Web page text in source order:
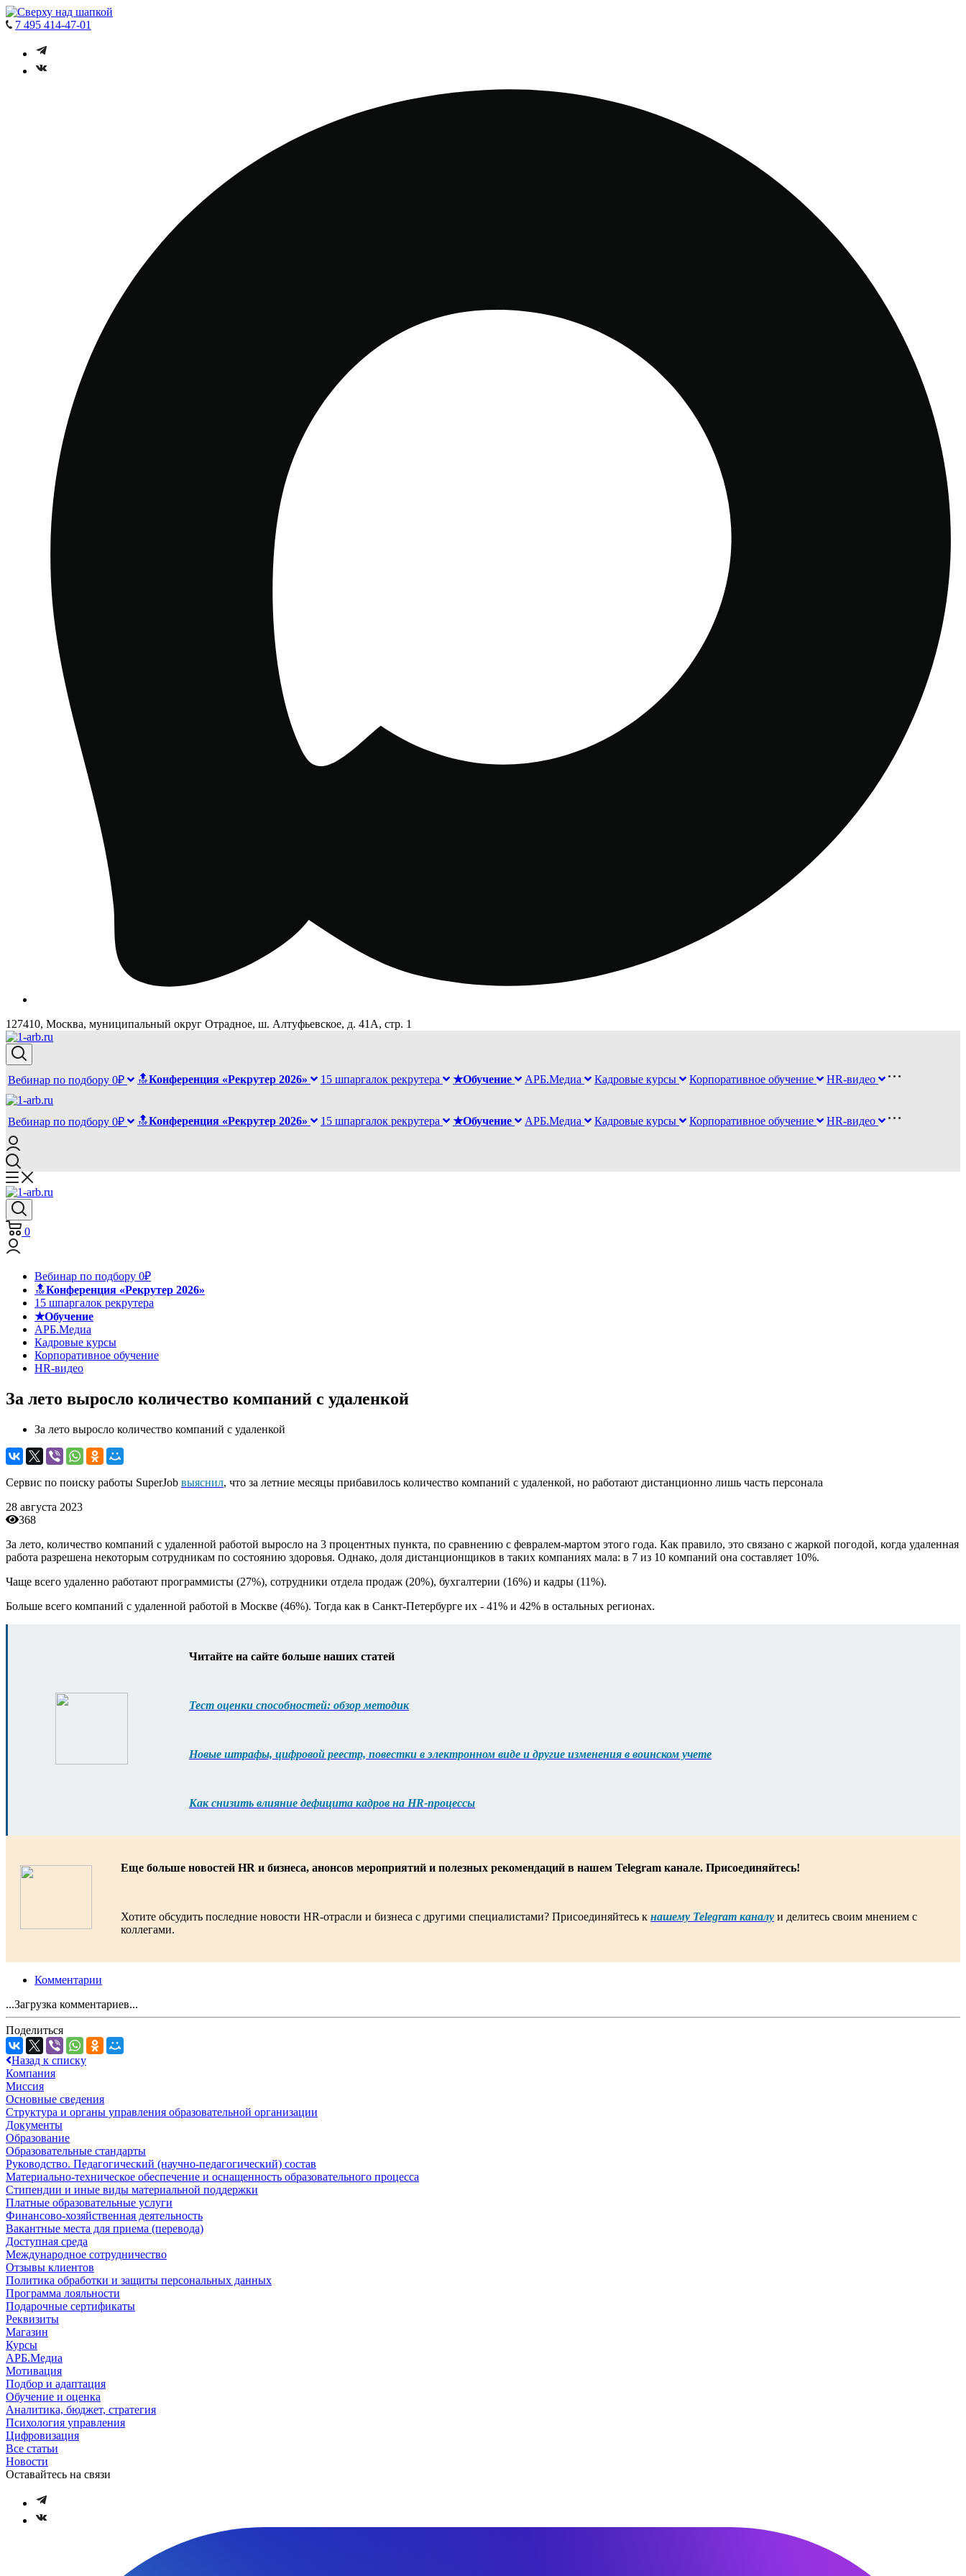
7 495 414-47-01
127410, Москва, муниципальный округ Отрадное, ш. Алтуфьевское, д. 41А, стр. 1
Вебинар по подбору 0₽ 🔝Конференция «Рекрутер 2026» 15 шпаргалок рекрутера ★Обучение АРБ.Медиа Кадровые курсы Корпоративное обучение HR-видео
Вебинар по подбору 0₽ 🔝Конференция «Рекрутер 2026» 15 шпаргалок рекрутера ★Обучение АРБ.Медиа Кадровые курсы Корпоративное обучение HR-видео
0
Вебинар по подбору 0₽
🔝Конференция «Рекрутер 2026»
15 шпаргалок рекрутера
★Обучение
АРБ.Медиа
Кадровые курсы
Корпоративное обучение
HR-видео
За лето выросло количество компаний с удаленкой
За лето выросло количество компаний с удаленкой
Сервис по поиску работы SuperJob выяснил, что за летние месяцы прибавилось количество компаний с удаленкой, но работают дистанционно лишь часть персонала
28 августа 2023
368
За лето, количество компаний с удаленной работой выросло на 3 процентных пункта, по сравнению с февралем-мартом этого года. Как правило, это связано с жаркой погодой, когда удаленная
работа разрешена некоторым сотрудникам по состоянию здоровья. Однако, доля дистанционщиков в таких компаниях мала: в 7 из 10 компаний она составляет 10%.
Чаще всего удаленно работают программисты (27%), сотрудники отдела продаж (20%), бухгалтерии (16%) и кадры (11%).
Больше всего компаний с удаленной работой в Москве (46%). Тогда как в Санкт-Петербурге их - 41% и 42% в остальных регионах.
Читайте на сайте больше наших статей
Тест оценки способностей: обзор методик
Новые штрафы, цифровой реестр, повестки в электронном виде и другие изменения в воинском учете
Как снизить влияние дефицита кадров на HR-процессы
Еще больше новостей HR и бизнеса, анонсов мероприятий и полезных рекомендаций в нашем Telegram канале. Присоединяйтесь!
Хотите обсудить последние новости HR-отрасли и бизнеса с другими специалистами? Присоединяйтесь к нашему Telegram каналу и делитесь своим мнением с
коллегами.
Комментарии
...Загрузка комментариев...
Поделиться
Назад к списку
Компания
Миссия
Основные сведения
Структура и органы управления образовательной организации
Документы
Образование
Образовательные стандарты
Руководство. Педагогический (научно-педагогический) состав
Материально-техническое обеспечение и оснащенность образовательного процесса
Стипендии и иные виды материальной поддержки
Платные образовательные услуги
Финансово-хозяйственная деятельность
Вакантные места для приема (перевода)
Доступная среда
Международное сотрудничество
Отзывы клиентов
Политика обработки и защиты персональных данных
Программа лояльности
Подарочные сертификаты
Реквизиты
Магазин
Курсы
АРБ.Медиа
Мотивация
Подбор и адаптация
Обучение и оценка
Аналитика, бюджет, стратегия
Психология управления
Цифровизация
Все статьи
Новости
Оставайтесь на связи